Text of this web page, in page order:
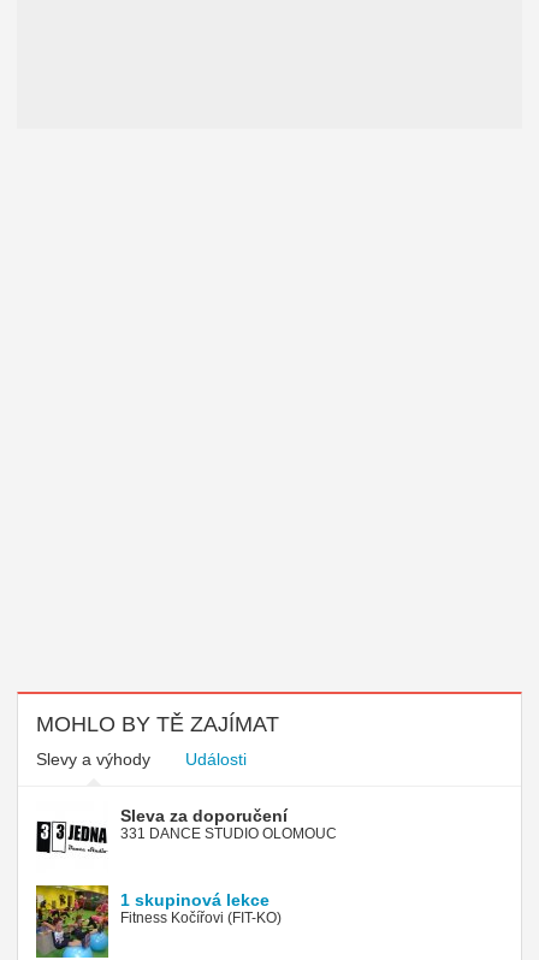
MOHLO BY TĚ ZAJÍMAT
Slevy a výhody Události
Sleva za doporučení
331 DANCE STUDIO OLOMOUC
1 skupinová lekce
Fitness Kočířovi (FIT-KO)